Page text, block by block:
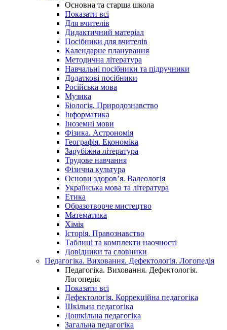
Основна та старша школа
Показати всі
Для вчителів
Дидактичний матеріал
Посібники для вчителів
Календарне планування
Методична література
Навчальні посібники та підручники
Додаткові посібники
Російська мова
Музика
Біологія. Природознавство
Інформатика
Іноземні мови
Фізика. Астрономія
Географія. Економіка
Зарубіжна література
Трудове навчання
Фізична культура
Основи здоров’я. Валеологія
Українська мова та література
Етика
Образотворче мистецтво
Математика
Хімія
Історія. Правознавство
Таблиці та комплекти наочності
Довідники та словники
Педагогіка. Виховання. Дефектологія. Логопедія
Педагогіка. Виховання. Дефектологія.
Логопедія
Показати всі
Дефектологія. Коррекційна педагогіка
Шкільна педагогіка
Дошкільна педагогіка
Загальна педагогіка